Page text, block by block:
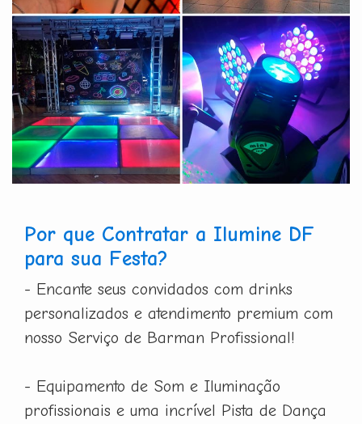
Por que Contratar a Ilumine DF
para sua Festa?
- Encante seus convidados com drinks
personalizados e atendimento premium com
nosso Serviço de Barman Profissional!
- Equipamento de Som e Iluminação
profissionais e uma incrível Pista de Dança